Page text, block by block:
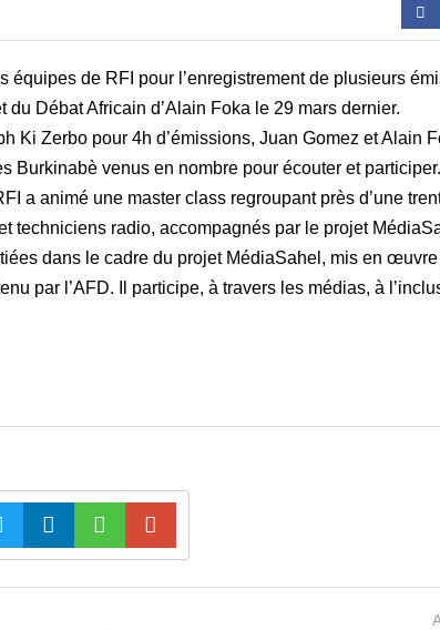
équipes de RFI pour l’enregistrement de plusieurs
du Débat Africain d’Alain Foka le 29 mars dernier.
Ki Zerbo pour 4h d’émissions, Juan Gomez et Alain
Burkinabè venus en nombre pour écouter et participer.
a animé une master class regroupant près d’une
techniciens radio, accompagnés par le projet
dans le cadre du projet MédiaSahel, mis en œuvre
par l’AFD. Il participe, à travers les médias, à